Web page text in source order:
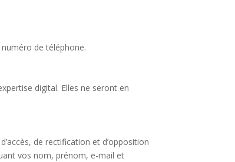
de téléphone.
digital. Elles ne seront en
de rectification et d’opposition
vos nom, prénom, e-mail et